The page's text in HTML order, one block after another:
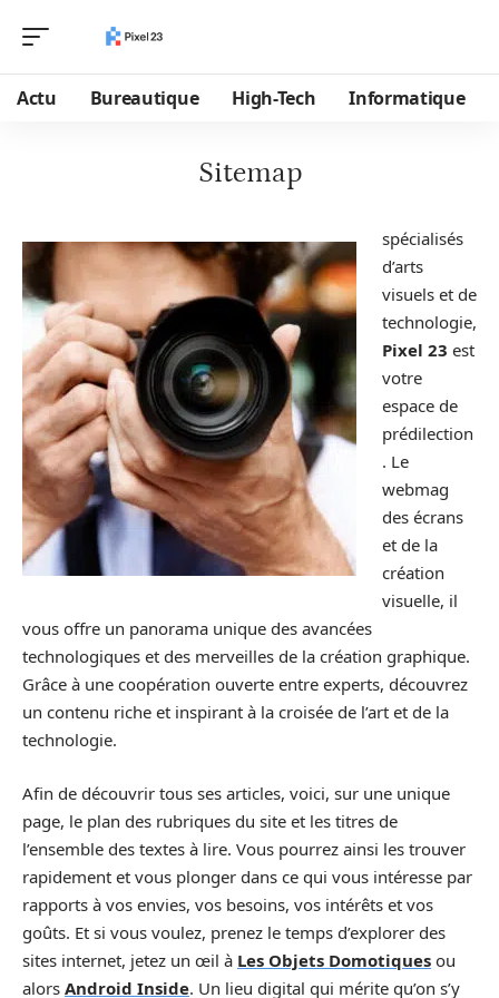
Actu Bureautique High-Tech Informatique
Sitemap
spécialisés
d’arts
visuels et de
technologie,
Pixel 23 est
votre
espace de
prédilection
. Le
webmag
des écrans
et de la
création
visuelle, il
vous offre un panorama unique des avancées
technologiques et des merveilles de la création graphique.
Grâce à une coopération ouverte entre experts, découvrez
un contenu riche et inspirant à la croisée de l’art et de la
technologie.
Afin de découvrir tous ses articles, voici, sur une unique
page, le plan des rubriques du site et les titres de
l’ensemble des textes à lire. Vous pourrez ainsi les trouver
rapidement et vous plonger dans ce qui vous intéresse par
rapports à vos envies, vos besoins, vos intérêts et vos
goûts. Et si vous voulez, prenez le temps d’explorer des
sites internet, jetez un œil à Les Objets Domotiques ou
alors Android Inside. Un lieu digital qui mérite qu’on s’y